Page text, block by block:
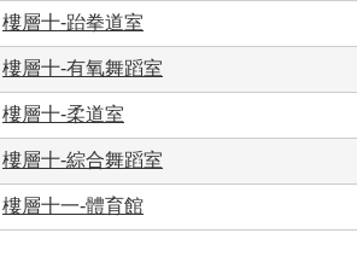
樓層十-跆拳道室
樓層十-有氧舞蹈室
樓層十-柔道室
樓層十-綜合舞蹈室
樓層十一-體育館